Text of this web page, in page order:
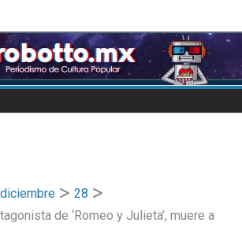
diciembre
28
de ‘Romeo y Julieta’, muere a